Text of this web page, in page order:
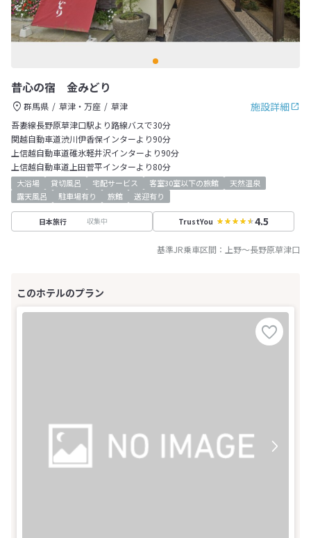
昔心の宿 金みどり
施設詳細
群馬県 草津・万座
草津
吾妻線長野原草津口駅より路線バスで30分
関越自動車道渋川伊香保インターより90分
上信越自動車道碓氷軽井沢インターより90分
上信越自動車道上田菅平インターより80分
大浴場 貸切風呂 宅配サービス 客室30室以下の旅館
天然温泉
露天風呂
駐車場有り 旅館 送迎有り
日本旅行 収集中 TrustYou 4.5
基準JR乗車区間： 上野～長野原草津口